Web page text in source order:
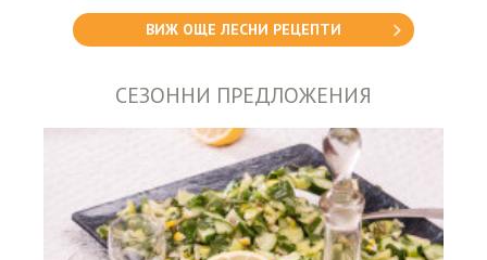
ВИЖ ОЩЕ ЛЕСНИ РЕЦЕПТИ
СЕЗОННИ ПРЕДЛОЖЕНИЯ